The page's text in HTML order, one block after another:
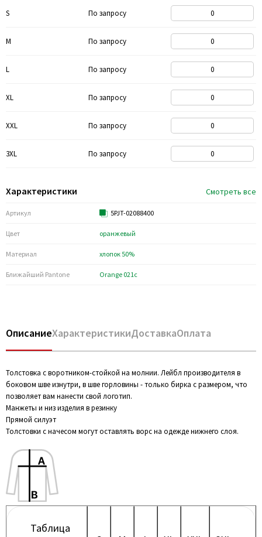
S По запросу
M По запросу
L По запросу
XL По запросу
XXL По запросу
3XL По запросу
Характеристики Смотреть все
Артикул 5PJT-02088400
Цвет оранжевый
Материал хлопок 50%
Ближайший Pantone Orange 021c
ОписаниеХарактеристикиДоставкаОплата
Толстовка с воротником-стойкой на молнии. Лейбл производителя в
боковом шве изнутри, в шве горловины - только бирка с размером, что
позволяет вам нанести свой логотип.
Манжеты и низ изделия в резинку
Прямой силуэт
Толстовки с начесом могут оставлять ворс на одежде нижнего слоя.
Таблица